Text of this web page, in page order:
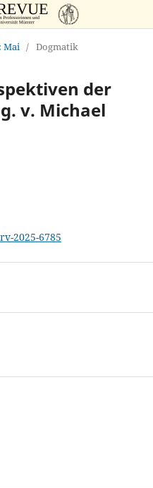
Mai / Dogmatik
der
v. Michael
2025-6785